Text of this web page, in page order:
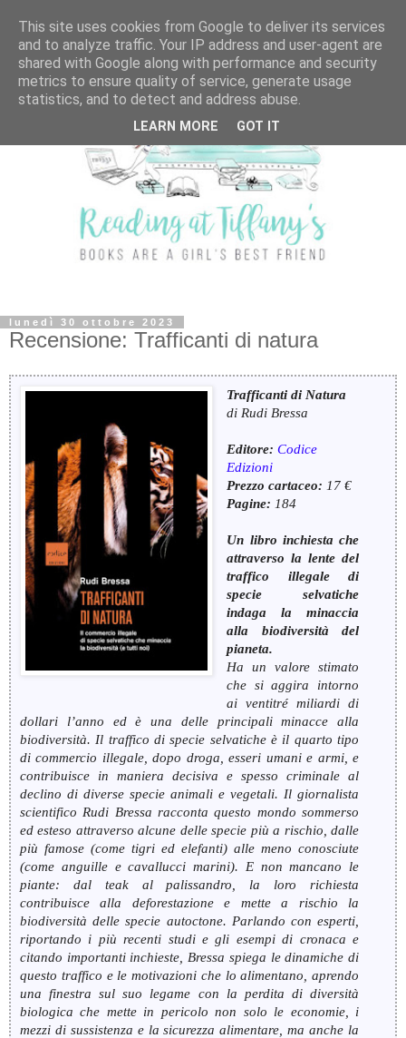
lunedì 30 ottobre 2023
Recensione: Trafficanti di natura
Trafficanti di Natura
di Rudi Bressa
Editore:Codice
Edizioni
Prezzo cartaceo: 17 €
Pagine: 184
Un libro inchiesta che
attraverso la lente del
traffico illegale di
specie selvatiche
indaga la minaccia
alla biodiversità del
pianeta.
Ha un valore stimato
che si aggira intorno
ai ventitré miliardi di
dollari l’anno ed è una delle principali minacce alla
biodiversità. Il traffico di specie selvatiche è il quarto tipo
di commercio illegale, dopo droga, esseri umani e armi, e
contribuisce in maniera decisiva e spesso criminale al
declino di diverse specie animali e vegetali. Il giornalista
scientifico Rudi Bressa racconta questo mondo sommerso
ed esteso attraverso alcune delle specie più a rischio, dalle
più famose (come tigri ed elefanti) alle meno conosciute
(come anguille e cavallucci marini). E non mancano le
piante: dal teak al palissandro, la loro richiesta
contribuisce alla deforestazione e mette a rischio la
biodiversità delle specie autoctone. Parlando con esperti,
riportando i più recenti studi e gli esempi di cronaca e
citando importanti inchieste, Bressa spiega le dinamiche di
questo traffico e le motivazioni che lo alimentano, aprendo
una finestra sul suo legame con la perdita di diversità
biologica che mette in pericolo non solo le economie, i
mezzi di sussistenza e la sicurezza alimentare, ma anche la
This site uses cookies from Google to deliver its services
and to analyze traffic. Your IP address and user-agent are
shared with Google along with performance and security
metrics to ensure quality of service, generate usage
statistics, and to detect and address abuse.
LEARN MORE GOT IT